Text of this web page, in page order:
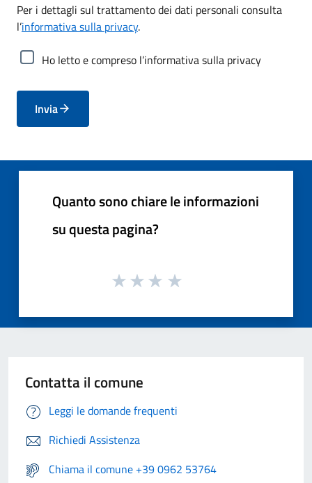
Per i dettagli sul trattamento dei dati personali consulta
l’informativa sulla privacy.
Ho letto e compreso l’informativa sulla privacy
Invia
Quanto sono chiare le informazioni
su questa pagina?
Contatta il comune
Leggi le domande frequenti
Richiedi Assistenza
Chiama il comune +39 0962 53764